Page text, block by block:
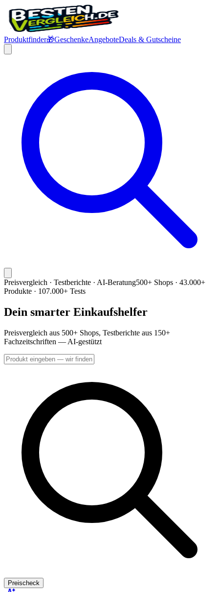
Produktfinder🎁GeschenkeAngeboteDeals & Gutscheine
Preisvergleich · Testberichte · AI-Beratung500+ Shops · 43.000+
Produkte · 107.000+ Tests
Dein smarter Einkaufshelfer
Preisvergleich aus 500+ Shops, Testberichte aus 150+
Fachzeitschriften — AI-gestützt
Preischeck